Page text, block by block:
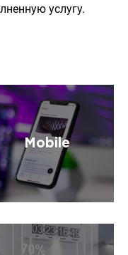
услугу.
Mobile
архитектуры
и создание нативных и